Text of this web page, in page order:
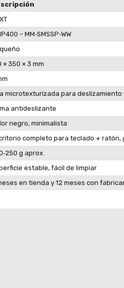
– MM‑SMSSP‑WW
× 350 × 3 mm
microtexturizada para deslizamiento
antideslizante
negro, minimalista
completo para teclado + ratón,
g aprox.
estable, fácil de limpiar
en tienda y 12 meses con